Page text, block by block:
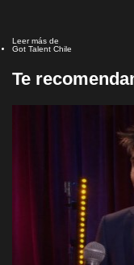
Leer más de
Got Talent Chile
Te